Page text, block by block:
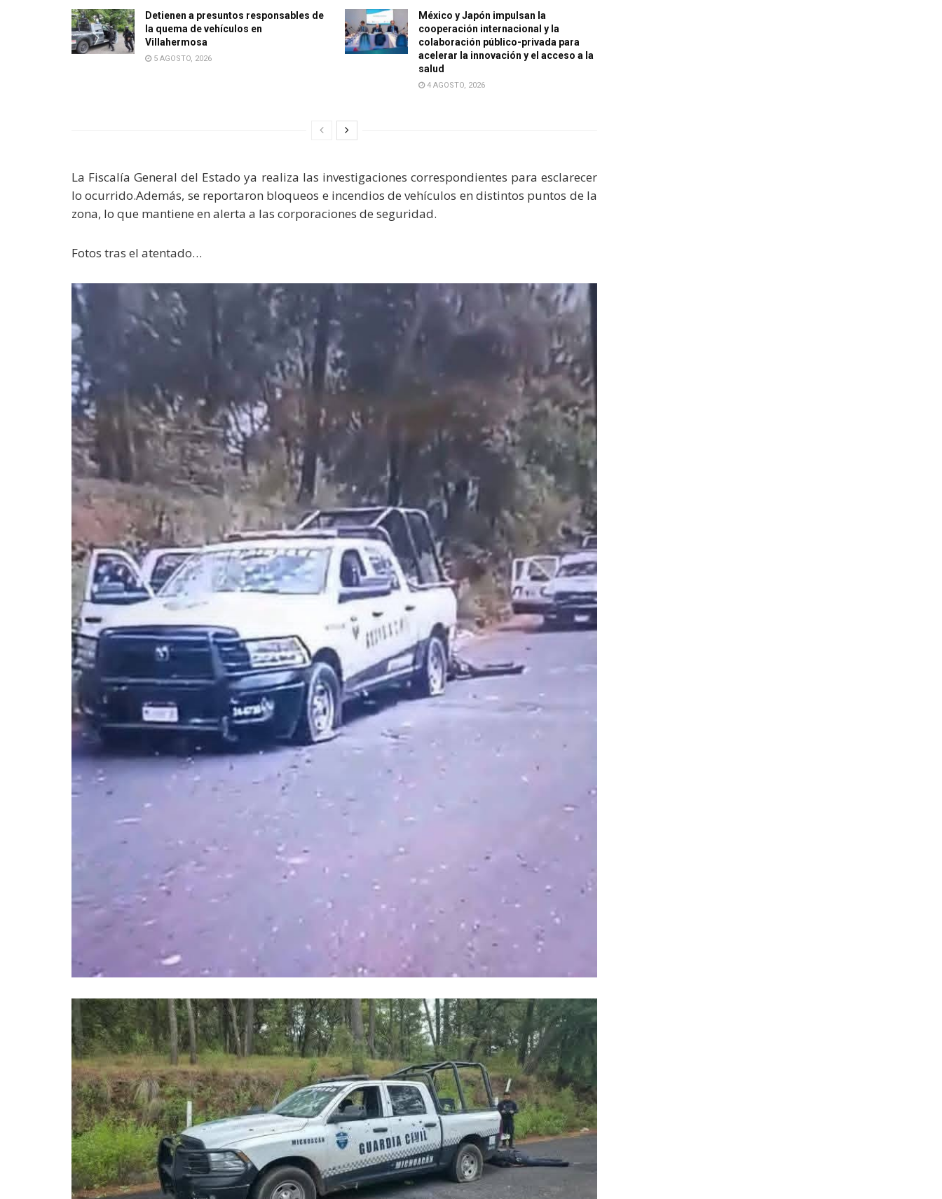
Detienen a presuntos responsables de
la quema de vehículos en
Villahermosa
5 AGOSTO, 2026
México y Japón impulsan la
cooperación internacional y la
colaboración público-privada para
acelerar la innovación y el acceso a la
salud
4 AGOSTO, 2026
La Fiscalía General del Estado ya realiza las investigaciones correspondientes para esclarecer
lo ocurrido.Además, se reportaron bloqueos e incendios de vehículos en distintos puntos de la
zona, lo que mantiene en alerta a las corporaciones de seguridad.
Fotos tras el atentado…